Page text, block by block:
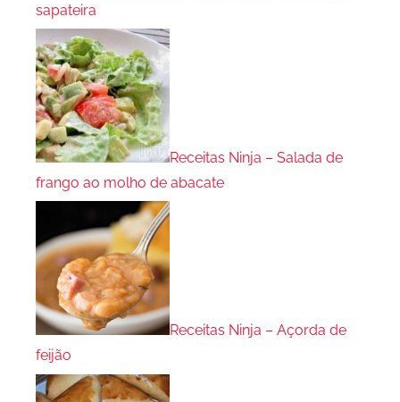
sapateira
Receitas Ninja – Salada de
frango ao molho de abacate
Receitas Ninja – Açorda de
feijão